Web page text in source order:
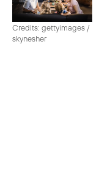
Credits: gettyimages /
skynesher